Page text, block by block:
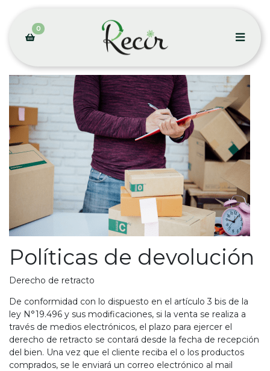
0
Políticas de devolución
Derecho de retracto
De conformidad con lo dispuesto en el artículo 3 bis de la
ley N°19.496 y sus modificaciones, si la venta se realiza a
través de medios electrónicos, el plazo para ejercer el
derecho de retracto se contará desde la fecha de recepción
del bien. Una vez que el cliente reciba el o los productos
comprados, se le enviará un correo electrónico al mail